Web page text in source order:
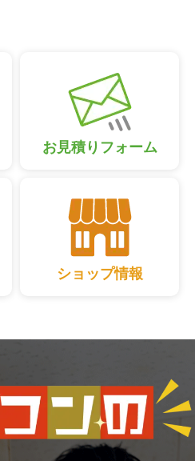
お見積りフォーム
ショップ情報